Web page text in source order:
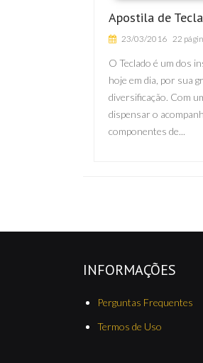
Apostila de
23/03/2016 22
O Teclado é um dos
hoje em dia, por sua
diversificação. Com
dispensar o
componentes de...
INFORMAÇÕES
Perguntas Frequentes
Termos de Uso